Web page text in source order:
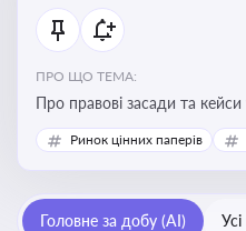
ПРО ЩО ТЕМА:
Про правові засади та
комунальними та
юристів і керівників, які
Ринок цінних паперів
Головне за добу (AI) Усі